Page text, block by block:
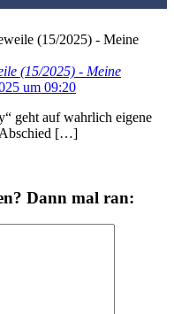
(15/2025) - Meine
um 09:20
geht auf wahrlich eigene
Abschied […]
Dann mal ran: